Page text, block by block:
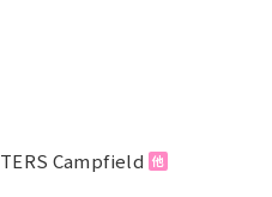
Campfield 他